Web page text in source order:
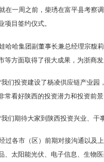
在一周之前，柴琇在富平县考察
项目签约仪式。
哈哈集团副董事长兼总经理宗馥
等方面取得了很大成果，为浙商发
我们投资建设了杨凌供应链产业
常看好陕西的投资潜力和投资前景
我们期待大家到陕西投资兴业、干
过各市（区）前期对接沟通以及
、太阳能光伏、电子信息、生物医